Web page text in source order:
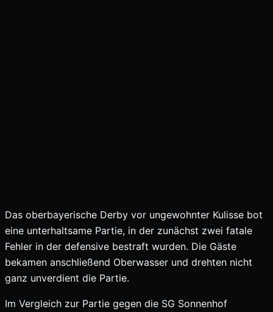
Das oberbayerische Derby vor ungewohnter Kulisse bot
eine unterhaltsame Partie, in der zunächst zwei fatale
Fehler in der defensive bestraft wurden. Die Gäste
bekamen anschließend Oberwasser und drehten nicht
ganz unverdient die Partie.
Im Vergleich zur Partie gegen die SG Sonnenhof